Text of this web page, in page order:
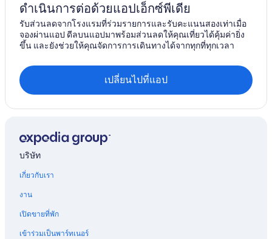
ดำเนินการต่อด้วยแอปเอ็กซ์พีเดีย
รับส่วนลดจากโรงแรมที่ร่วมรายการและรับคะแนนสองเท่าเมื่อ
จองผ่านแอป ดีลบนแอปมาพร้อมส่วนลดให้คุณเที่ยวได้คุ้มค่ายิ่ง
ขึ้น และยังช่วยให้คุณจัดการการเดินทางได้จากทุกที่ทุกเวลา
เปลี่ยนไปที่แอป
บริษัท
เกี่ยวกับเรา
งาน
เปิดขายที่พัก
เข้าร่วมเป็นพาร์ทเนอร์